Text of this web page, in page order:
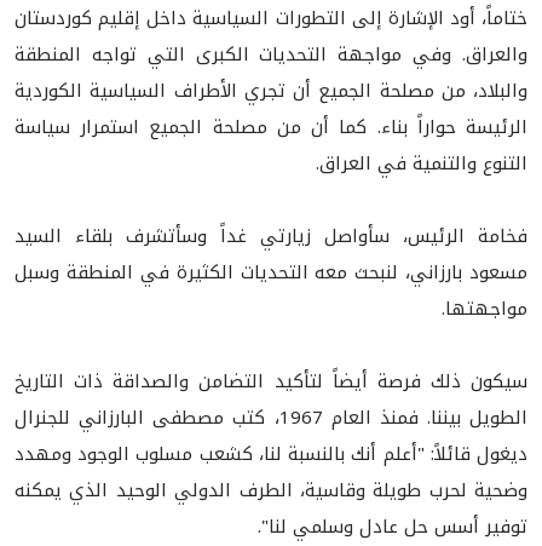
ختاماً، أود الإشارة إلى التطورات السياسية داخل إقليم كوردستان
والعراق. وفي مواجهة التحديات الكبرى التي تواجه المنطقة
والبلاد، من مصلحة الجميع أن تجري الأطراف السياسية الكوردية
الرئيسة حواراً بناء. كما أن من مصلحة الجميع استمرار سياسة
التنوع والتنمية في العراق.
فخامة الرئيس، سأواصل زيارتي غداً وسأتشرف بلقاء السيد
مسعود بارزاني، لنبحث معه التحديات الكثيرة في المنطقة وسبل
مواجهتها.
سيكون ذلك فرصة أيضاً لتأكيد التضامن والصداقة ذات التاريخ
الطويل بيننا. فمنذ العام 1967، كتب مصطفى البارزاني للجنرال
ديغول قائلاً: "أعلم أنك بالنسبة لنا، كشعب مسلوب الوجود ومهدد
وضحية لحرب طويلة وقاسية، الطرف الدولي الوحيد الذي يمكنه
توفير أسس حل عادل وسلمي لنا".